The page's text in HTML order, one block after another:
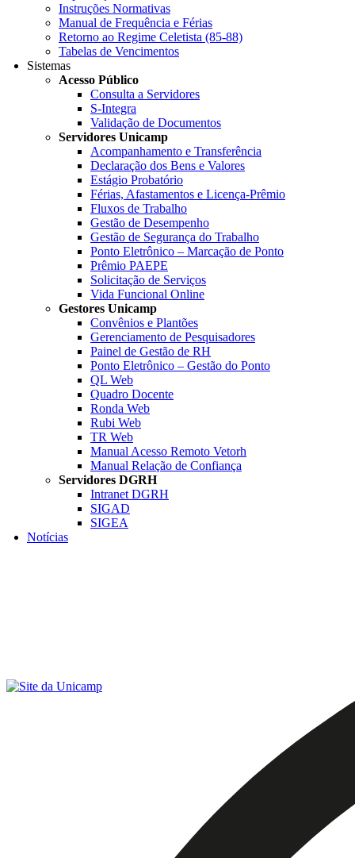
Instruções Normativas
Manual de Frequência e Férias
Retorno ao Regime Celetista (85-88)
Tabelas de Vencimentos
Sistemas
Acesso Público
Consulta a Servidores
S-Integra
Validação de Documentos
Servidores Unicamp
Acompanhamento e Transferência
Declaração dos Bens e Valores
Estágio Probatório
Férias, Afastamentos e Licença-Prêmio
Fluxos de Trabalho
Gestão de Desempenho
Gestão de Segurança do Trabalho
Ponto Eletrônico – Marcação de Ponto
Prêmio PAEPE
Solicitação de Serviços
Vida Funcional Online
Gestores Unicamp
Convênios e Plantões
Gerenciamento de Pesquisadores
Painel de Gestão de RH
Ponto Eletrônico – Gestão do Ponto
QL Web
Quadro Docente
Ronda Web
Rubi Web
TR Web
Manual Acesso Remoto Vetorh
Manual Relação de Confiança
Servidores DGRH
Intranet DGRH
SIGAD
SIGEA
Notícias